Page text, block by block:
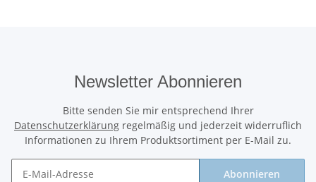
Newsletter Abonnieren
Bitte senden Sie mir entsprechend Ihrer
Datenschutzerklärung regelmäßig und jederzeit widerruflich
Informationen zu Ihrem Produktsortiment per E-Mail zu.
Abonnieren